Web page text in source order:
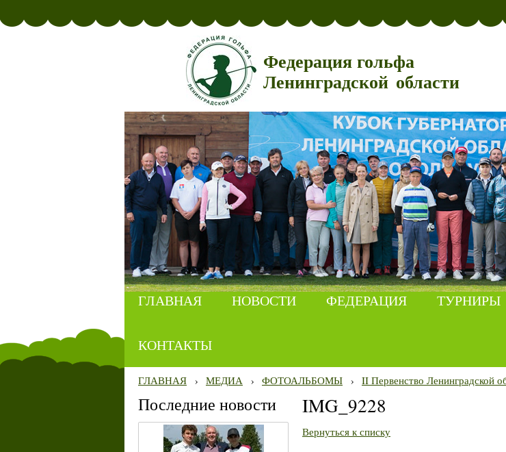
Федерация гольфа
Ленинградской области
ГЛАВНАЯ НОВОСТИ ФЕДЕРАЦИЯ ТУРНИРЫ
КОНТАКТЫ
ГЛАВНАЯ › МЕДИА › ФОТОАЛЬБОМЫ › II Первенство Ленинградской
Последние новости IMG_9228
Вернуться к списку